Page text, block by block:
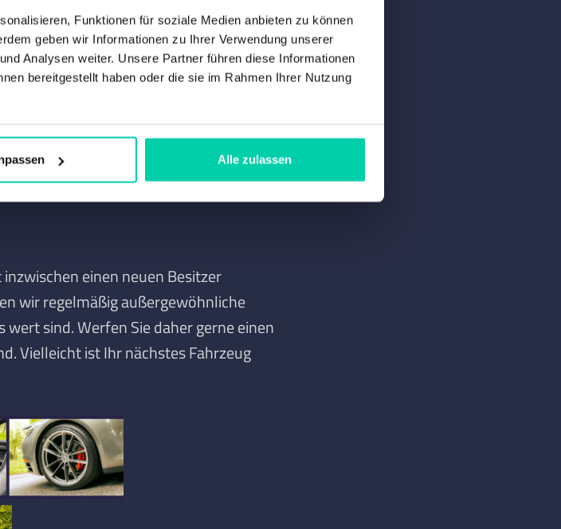
Funktionen für soziale Medien anbieten zu können
geben wir Informationen zu Ihrer Verwendung unserer
Analysen weiter. Unsere Partner führen diese Informationen
bereitgestellt haben oder die sie im Rahmen Ihrer Nutzung
Alle zulassen
adaptivem Tempomat,
Schiebedach. Eine
auf einem besonders hohen
einen neuen Besitzer
wir regelmäßig außergewöhnliche
wert sind. Werfen Sie daher gerne einen
Vielleicht ist Ihr nächstes Fahrzeug